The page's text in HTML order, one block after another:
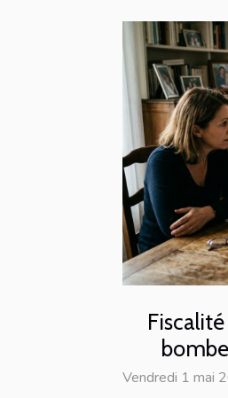
Vendredi 1 mai